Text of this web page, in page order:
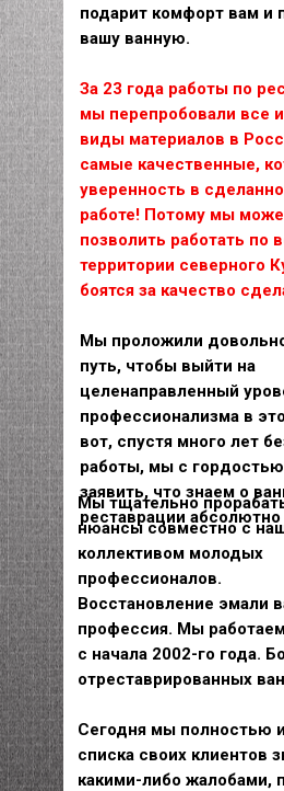
подарит комфорт вам и
вашу ванную.
За 23 года работы по
мы перепробовали все
виды материалов в
самые качественные,
уверенность в
работе! Потому мы
позволить работать по
территории северного
боятся за качество
Мы проложили
путь, чтобы выйти на
целенаправленный
профессионализма в
вот, спустя много лет
работы, мы с
заявить, что знаем о
реставрации
Мы тщательно
нюансы совместно с
коллективом молодых
профессионалов.
Восстановление эмали
профессия. Мы
с начала 2002-го года.
отреставрированных
Сегодня мы полностью
списка своих клиентов
какими-либо жалобами,